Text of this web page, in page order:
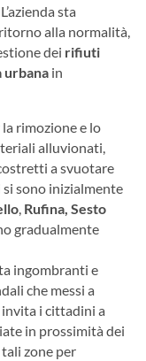
sta
alla normalità,
dei rifiuti
urbana in
rimozione e lo
alluvionati,
a svuotare
sono inizialmente
, Rufina, Sesto
gradualmente
ingombranti e
che messi a
i cittadini a
in prossimità dei
zone per